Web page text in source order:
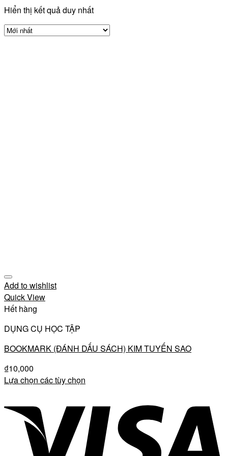
Hiển thị kết quả duy nhất
Add to wishlist
Quick View
Hết hàng
DỤNG CỤ HỌC TẬP
BOOKMARK (ĐÁNH DẤU SÁCH) KIM TUYẾN SAO
₫10,000
Lựa chọn các tùy chọn